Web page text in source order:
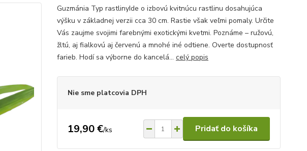
Guzmánia Typ rastlinyIde o izbovú kvitnúcu rastlinu dosahujúca
výšku v základnej verzii cca 30 cm. Rastie však veľmi pomaly. Určite
Vás zaujme svojimi farebnými exotickými kvetmi. Poznáme – ružovú,
žltú, aj fialkovú aj červenú a mnohé iné odtiene. Overte dostupnosť
farieb. Hodí sa výborne do kancelá... celý popis
Nie sme platcovia DPH
19,90 €/ks Pridať do košíka